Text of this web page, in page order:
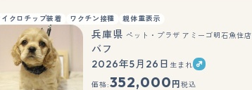
イクロチップ装着 ワクチン接種 親体重表示
もっと見る
兵庫県 ペット・プラザ アミーゴ明石魚住店
バフ
2026年5月26日 生まれ
価格:352,000 円 税込